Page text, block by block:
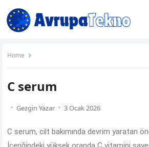
Home
C serum
Gezgin Yazar 3 Ocak 2026
C serum, cilt bakımında devrim yaratan